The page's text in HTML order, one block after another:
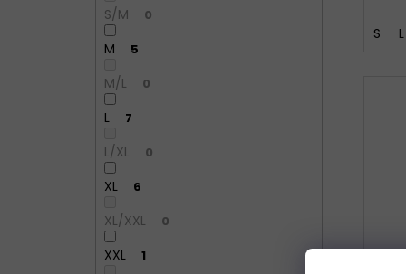
S/M 0
M 5
M/L 0
L 7
L/XL 0
XL 6
XL/XXL 0
XXL 1
S L